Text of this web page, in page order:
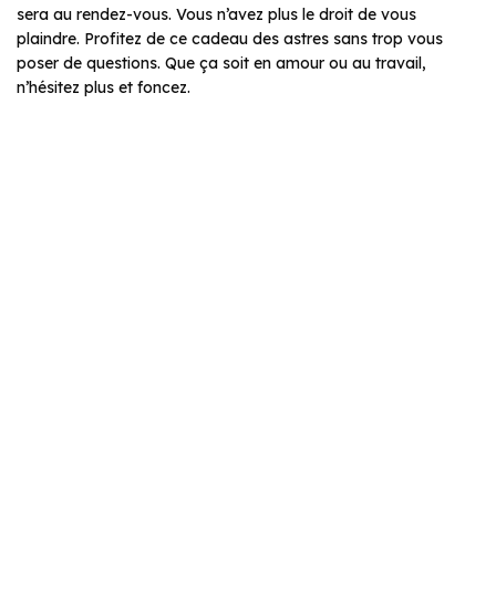
sera au rendez-vous. Vous n’avez plus le droit de vous
plaindre. Profitez de ce cadeau des astres sans trop vous
poser de questions. Que ça soit en amour ou au travail,
n’hésitez plus et foncez.